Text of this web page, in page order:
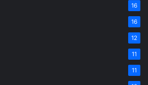
16
16
12
11
11